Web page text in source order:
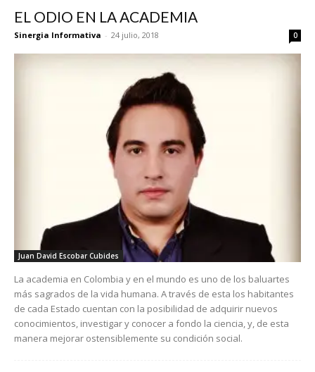
EL ODIO EN LA ACADEMIA
Sinergia Informativa - 24 julio, 2018 0
Juan David Escobar Cubides
La academia en Colombia y en el mundo es uno de los baluartes
más sagrados de la vida humana. A través de esta los habitantes
de cada Estado cuentan con la posibilidad de adquirir nuevos
conocimientos, investigar y conocer a fondo la ciencia, y, de esta
manera mejorar ostensiblemente su condición social.